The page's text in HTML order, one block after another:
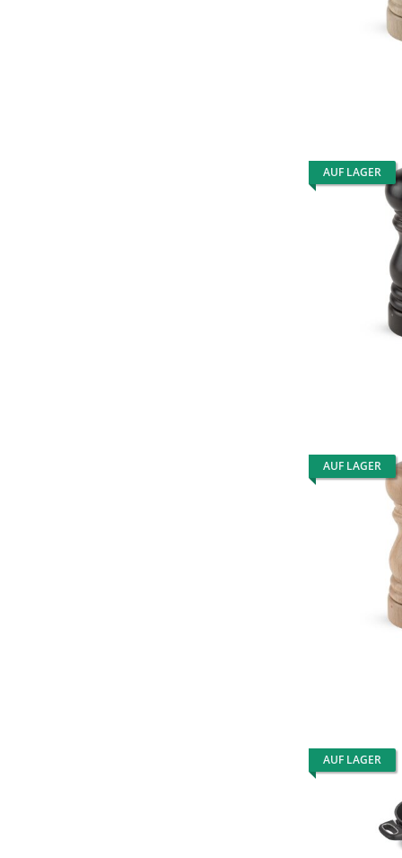
AUF LAGER
AUF LAGER
AUF LAGER